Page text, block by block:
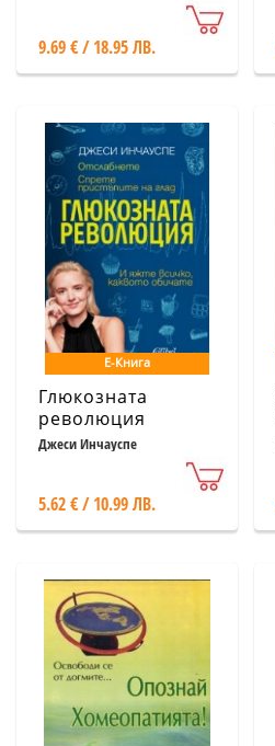
9.69 € / 18.95 ЛВ.
Е-Книга
Глюкозната
революция
Джеси Инчауспе
5.62 € / 10.99 ЛВ.